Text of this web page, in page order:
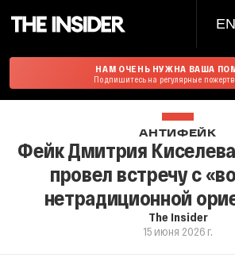
EN
НАМ ОЧЕНЬ НУЖНА ВАША
Подпишитесь на регулярные
АНТИФЕЙК
Фейк Дмитрия
провел встречу с
нетрадиционной
The Insider
15 июня 2026 г.